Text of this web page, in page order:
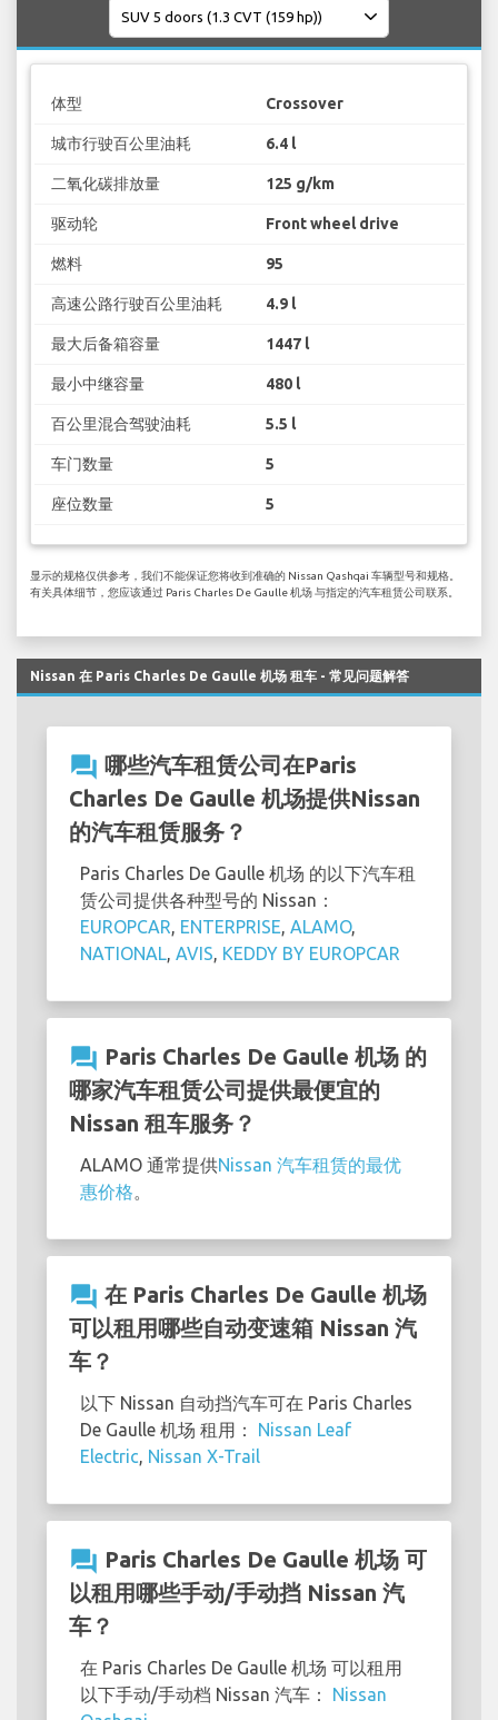
体型 Crossover
城市行驶百公里油耗 6.4 l
二氧化碳排放量 125 g/km
驱动轮 Front wheel drive
燃料 95
高速公路行驶百公里油耗 4.9 l
最大后备箱容量 1447 l
最小中继容量 480 l
百公里混合驾驶油耗 5.5 l
车门数量 5
座位数量 5
显示的规格仅供参考，我们不能保证您将收到准确的 Nissan Qashqai 车辆型号和规格。
有关具体细节，您应该通过 Paris Charles De Gaulle 机场 与指定的汽车租赁公司联系。
Nissan 在 Paris Charles De Gaulle 机场 租车 - 常见问题解答
question_answer 哪些汽车租赁公司在Paris
Charles De Gaulle 机场提供Nissan
的汽车租赁服务？
Paris Charles De Gaulle 机场 的以下汽车租
赁公司提供各种型号的 Nissan：
EUROPCAR, ENTERPRISE, ALAMO,
NATIONAL, AVIS, KEDDY BY EUROPCAR
question_answer Paris Charles De Gaulle 机场 的
哪家汽车租赁公司提供最便宜的
Nissan 租车服务？
ALAMO 通常提供Nissan 汽车租赁的最优
惠价格。
question_answer 在 Paris Charles De Gaulle 机场
可以租用哪些自动变速箱 Nissan 汽
车？
以下 Nissan 自动挡汽车可在 Paris Charles
De Gaulle 机场 租用： Nissan Leaf
Electric, Nissan X-Trail
question_answer Paris Charles De Gaulle 机场 可
以租用哪些手动/手动挡 Nissan 汽
车？
在 Paris Charles De Gaulle 机场 可以租用
以下手动/手动档 Nissan 汽车： Nissan